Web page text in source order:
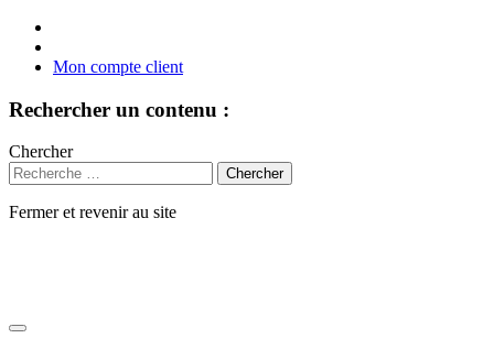
Mon compte client
Rechercher un contenu :
Chercher
Fermer et revenir au site